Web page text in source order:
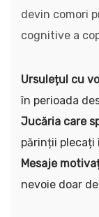
devin comori
cognitive a
Ursulețul cu
în perioada
Jucăria care
părinții
Mesaje
nevoie doar